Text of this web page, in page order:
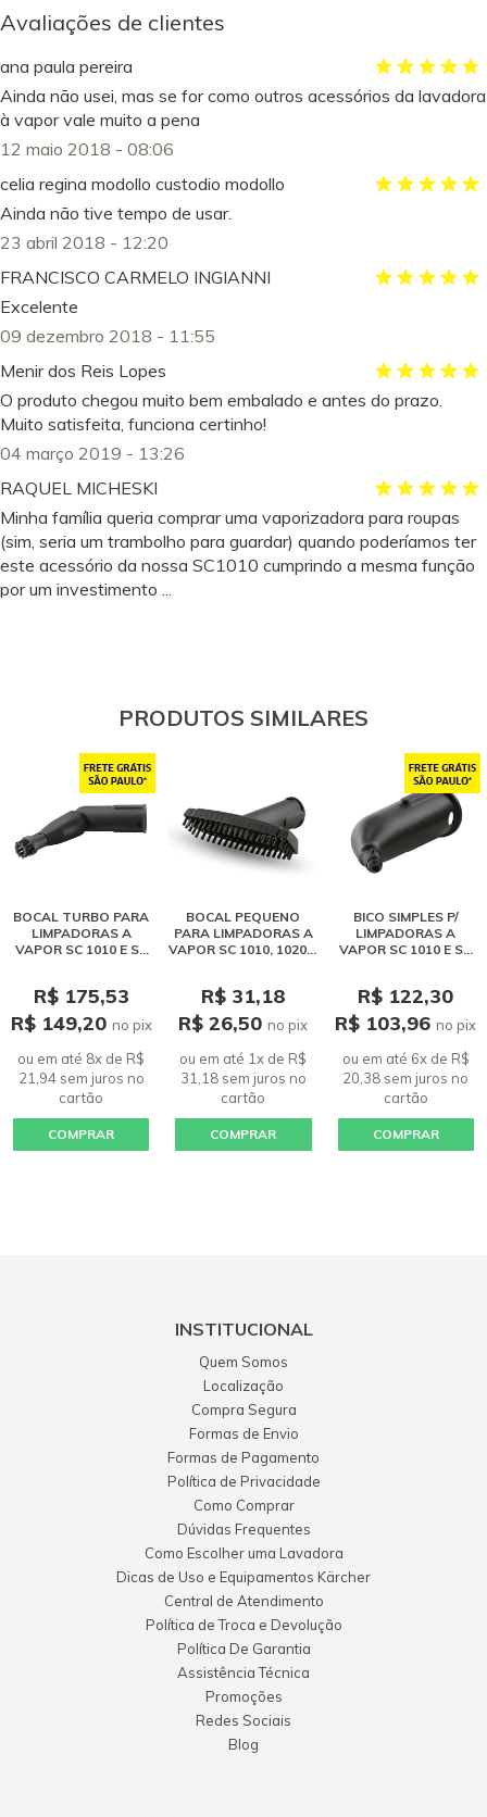
Avaliações de clientes
ana paula pereira
Ainda não usei, mas se for como outros acessórios da lavadora
à vapor vale muito a pena
12 maio 2018 - 08:06
celia regina modollo custodio modollo
Ainda não tive tempo de usar.
23 abril 2018 - 12:20
FRANCISCO CARMELO INGIANNI
Excelente
09 dezembro 2018 - 11:55
Menir dos Reis Lopes
O produto chegou muito bem embalado e antes do prazo.
Muito satisfeita, funciona certinho!
04 março 2019 - 13:26
RAQUEL MICHESKI
Minha família queria comprar uma vaporizadora para roupas
(sim, seria um trambolho para guardar) quando poderíamos ter
este acessório da nossa SC1010 cumprindo a mesma função
por um investimento ...
29 março 2017 - 08:11
Achei difícil pegar o jeito, mas depois foi bem. Claro que não
deixa a roupa lisinha como um ferro elétrico, mas resolve para a
maior parte das roupas e o processo é mais rápido. Gostei.
22 maio 2018 - 16:34
Muito bom
02 abril 2017 - 06:36
PRODUTOS SIMILARES
BOCAL TURBO PARA
LIMPADORAS A
VAPOR SC 1010 E SC
R$ 175,53
R$ 149,20 no pix
ou em até 8x de R$
21,94 sem juros no
cartão
COMPRAR
BOCAL PEQUENO
PARA LIMPADORAS A
VAPOR SC 1010, 1020 E
R$ 31,18
R$ 26,50no pix
ou em até 1x de R$
31,18 sem juros no
cartão
COMPRAR
BICO SIMPLES P/
LIMPADORAS A
VAPOR SC 1010 E SC
R$ 122,30
R$ 103,96no pix
ou em até 6x de R$
20,38 sem jurosno
cartão
COMPRAR
INSTITUCIONAL
Quem Somos
Localização
Compra Segura
Formas de Envio
Formas de Pagamento
Política de Privacidade
Como Comprar
Dúvidas Frequentes
Como Escolher uma Lavadora
Dicas de Uso e Equipamentos Kärcher
Central de Atendimento
Política de Troca e Devolução
Política De Garantia
Assistência Técnica
Promoções
Redes Sociais
Blog